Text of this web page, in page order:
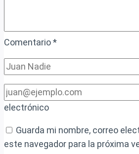
Comentario*
electrónico
Guarda mi nombre, correo
este navegador para la próxima